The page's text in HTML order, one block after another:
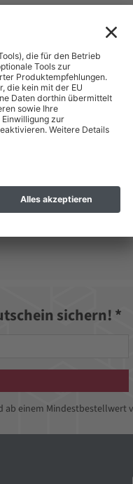
Gewindes und der zwei
ist der
für Geländer,
sichern! *
einem Mindestbestellwert